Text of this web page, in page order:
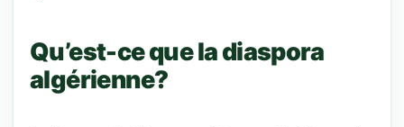
Qu’est-ce que la diaspora
algérienne?